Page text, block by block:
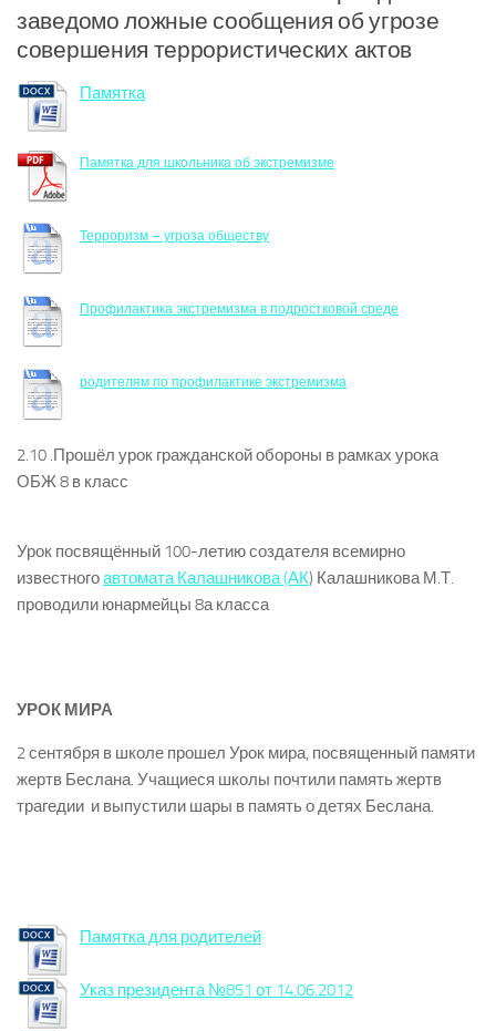
заведомо ложные сообщения об угрозе
совершения террористических актов
Памятка
Памятка для школьника об экстремизме
Терроризм – угроза обществу
Профилактика экстремизма в подростковой среде
родителям по профилактике экстремизма
2.10 .Прошёл урок гражданской обороны в рамках урока
ОБЖ 8 в класс
Урок посвящённый 100-летию создателя всемирно
известногоавтомата Калашникова (АК) Калашникова М.Т.
проводили юнармейцы 8а класса
УРОК МИРА
2 сентября в школе прошел Урок мира, посвященный памяти
жертв Беслана. Учащиеся школы почтили память жертв
трагедии и выпустили шары в память о детях Беслана.
Памятка для родителей
Указ президента №851 от 14.06.2012